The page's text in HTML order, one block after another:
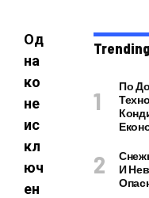
Од
на
ко
не
ис
кл
юч
ен
Trending
По
И